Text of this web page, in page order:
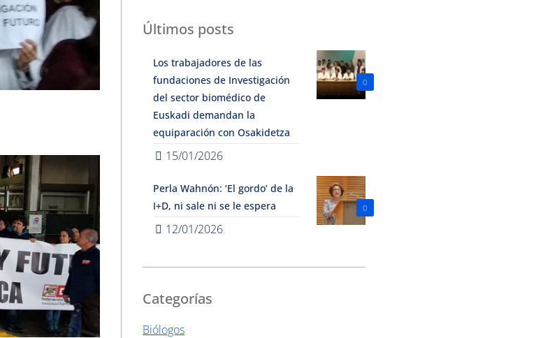
Últimos posts
0
Los trabajadores de las
fundaciones de Investigación
del sector biomédico de
Euskadi demandan la
equiparación con Osakidetza
15/01/2026
0
Perla Wahnón: ‘El gordo’ de la
I+D, ni sale ni se le espera
12/01/2026
Categorías
Biólogos